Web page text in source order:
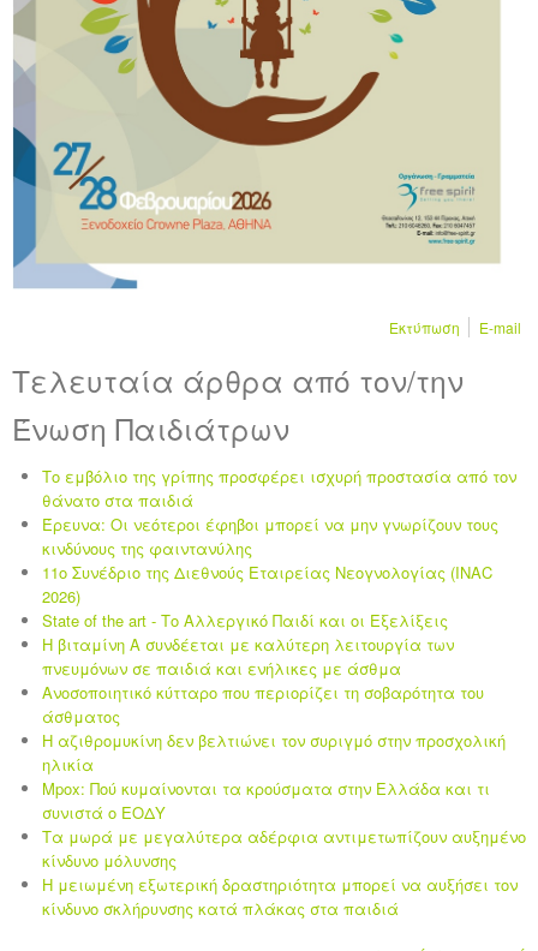
Εκτύπωση E-mail
Τελευταία άρθρα από τον/την
Ένωση Παιδιάτρων
Το εμβόλιο της γρίπης προσφέρει ισχυρή προστασία από τον
θάνατο στα παιδιά
Έρευνα: Οι νεότεροι έφηβοι μπορεί να μην γνωρίζουν τους
κινδύνους της φαιντανύλης
11ο Συνέδριο της Διεθνούς Εταιρείας Νεογνολογίας (INAC
2026)
State of the art - Το Αλλεργικό Παιδί και οι Eξελίξεις
Η βιταμίνη Α συνδέεται με καλύτερη λειτουργία των
πνευμόνων σε παιδιά και ενήλικες με άσθμα
Ανοσοποιητικό κύτταρο που περιορίζει τη σοβαρότητα του
άσθματος
Η αζιθρομυκίνη δεν βελτιώνει τον συριγμό στην προσχολική
ηλικία
Mpox: Πού κυμαίνονται τα κρούσματα στην Ελλάδα και τι
συνιστά ο ΕΟΔΥ
Τα μωρά με μεγαλύτερα αδέρφια αντιμετωπίζουν αυξημένο
κίνδυνο μόλυνσης
Η μειωμένη εξωτερική δραστηριότητα μπορεί να αυξήσει τον
κίνδυνο σκλήρυνσης κατά πλάκας στα παιδιά